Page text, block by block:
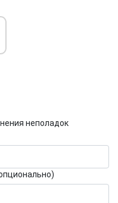
неполадок